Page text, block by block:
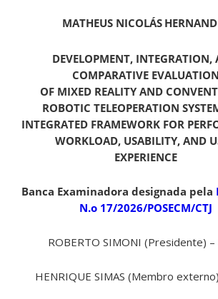
MATHEUS NICOLÁS
DEVELOPMENT, INTEGRATION,
COMPARATIVE EVALUATION
OF MIXED REALITY AND
ROBOTIC TELEOPERATION
INTEGRATED FRAMEWORK FOR
WORKLOAD, USABILITY, AND
EXPERIENCE
Banca Examinadora designada pela
N.o 17/2026/POSECM/CTJ
ROBERTO SIMONI (Presidente) –
HENRIQUE SIMAS (Membro